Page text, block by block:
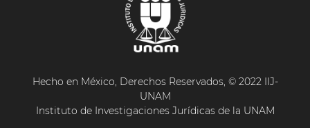
Hecho en México, Derechos Reservados, © 2022 IIJ-
UNAM
Instituto de Investigaciones Jurídicas de la UNAM